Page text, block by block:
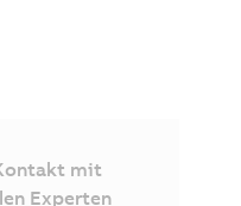
mit
Experten